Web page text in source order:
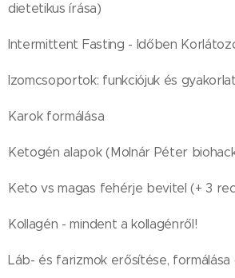
dietetikus írása)
Intermittent Fasting - Időben
Izomcsoportok: funkciójuk és
Karok formálása
Ketogén alapok (Molnár Péter
Keto vs magas fehérje bevitel (+ 3
Kollagén - mindent a kollagénről!
Láb- és farizmok erősítése,